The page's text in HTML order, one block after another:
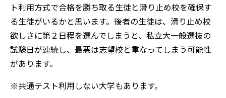
ト利用方式で合格を勝ち取る生徒と滑り止め校を確保す
る生徒がいるかと思います。後者の生徒は、滑り止め校
欲しさに第２日程を選んでしまうと、私立大一般選抜の
試験日が連続し、最悪は志望校と重なってしまう可能性
があります。
※共通テスト利用しない大学もあります。